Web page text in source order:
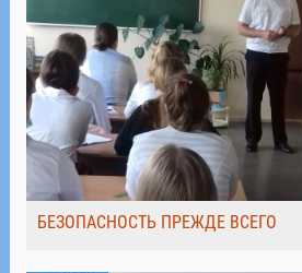
БЕЗОПАСНОСТЬ ПРЕЖДЕ ВСЕГО